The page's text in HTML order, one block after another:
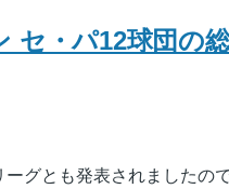
セ・パ12球団の
グとも発表されましたので